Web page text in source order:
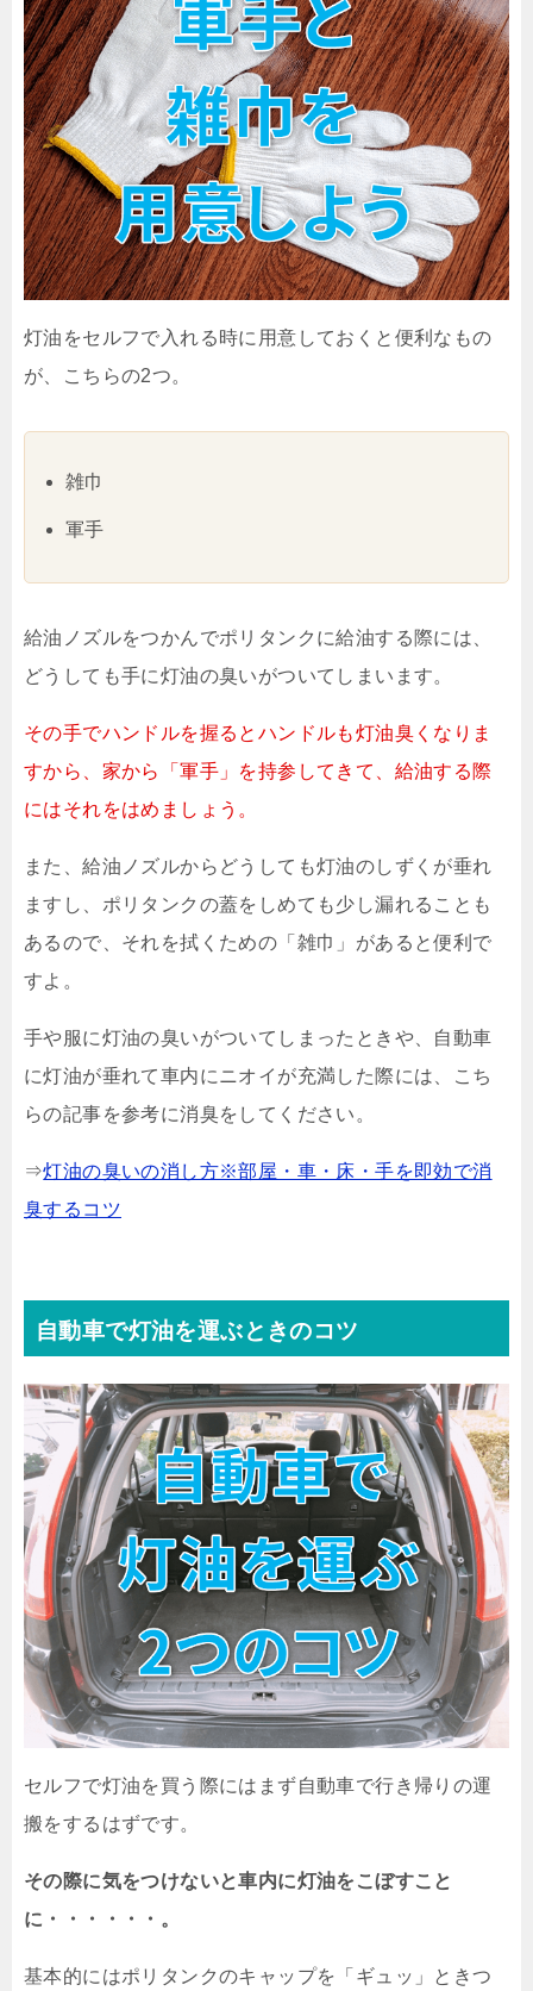
灯油をセルフで入れる時に用意しておくと便利なもの
が、こちらの2つ。
雑巾
軍手
給油ノズルをつかんでポリタンクに給油する際には、
どうしても手に灯油の臭いがついてしまいます。
その手でハンドルを握るとハンドルも灯油臭くなりま
すから、家から「軍手」を持参してきて、給油する際
にはそれをはめましょう。
また、給油ノズルからどうしても灯油のしずくが垂れ
ますし、ポリタンクの蓋をしめても少し漏れることも
あるので、それを拭くための「雑巾」があると便利で
すよ。
手や服に灯油の臭いがついてしまったときや、自動車
に灯油が垂れて車内にニオイが充満した際には、こち
らの記事を参考に消臭をしてください。
⇒灯油の臭いの消し方※部屋・車・床・手を即効で消
臭するコツ
自動車で灯油を運ぶときのコツ
セルフで灯油を買う際にはまず自動車で行き帰りの運
搬をするはずです。
その際に気をつけないと車内に灯油をこぼすこと
に・・・・・・。
基本的にはポリタンクのキャップを「ギュッ」ときつ